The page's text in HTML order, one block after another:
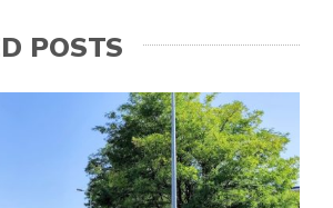
POSTS